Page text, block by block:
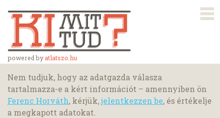
powered byatlatszo.hu
Nem tudjuk, hogy az adatgazda válasza
tartalmazza-e a kért információt – amennyiben ön
Ferenc Horváth, kérjük,jelentkezzen be, és értékelje
a megkapott adatokat.